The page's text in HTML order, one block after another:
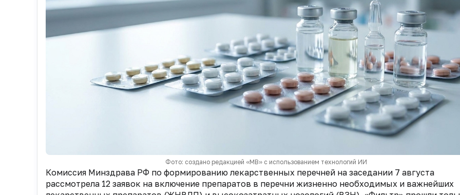
Фото: создано редакцией «МВ» с использованием технологий ИИ
Комиссия Минздрава РФ по формированию лекарственных перечней на заседании 7 августа
рассмотрела 12 заявок на включение препаратов в перечни жизненно необходимых и важнейших